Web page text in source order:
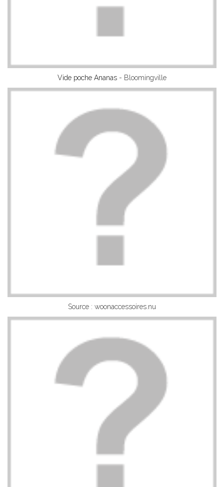
Vide poche Ananas - Bloomingville
Source : woonaccessoires.nu